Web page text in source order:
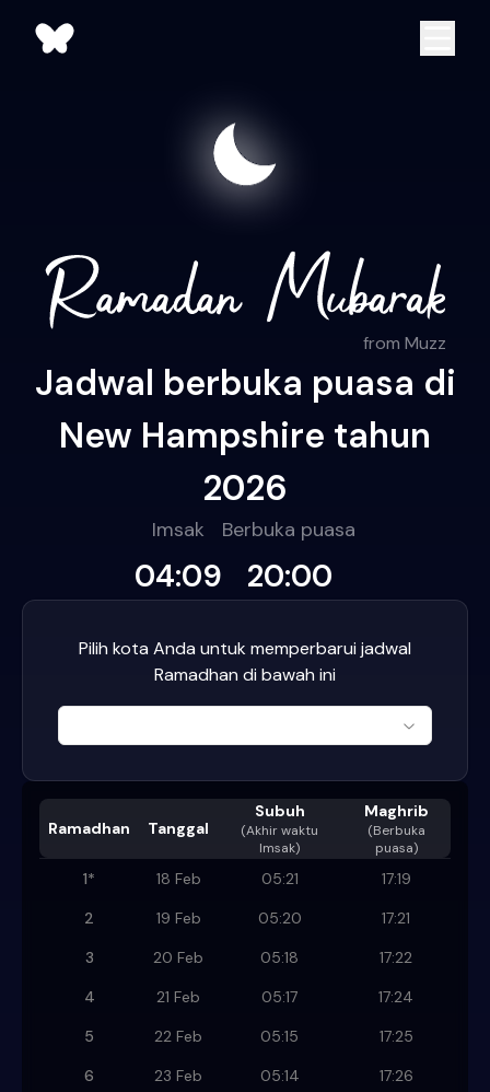
from Muzz
Jadwal berbuka puasa di
New Hampshire tahun
2026
Imsak
04:09
Berbuka puasa
20:00
Pilih kota Anda untuk memperbarui jadwal
Ramadhan di bawah ini
Ramadhan Tanggal
Subuh
(Akhir waktu
Imsak)
Maghrib
(Berbuka
puasa)
1* 18 Feb 05:21
17:19
2
19 Feb 05:20
17:21
3
20 Feb 05:18
17:22
4
21 Feb 05:17
17:24
5
22 Feb 05:15
17:25
6
23 Feb 05:14
17:26